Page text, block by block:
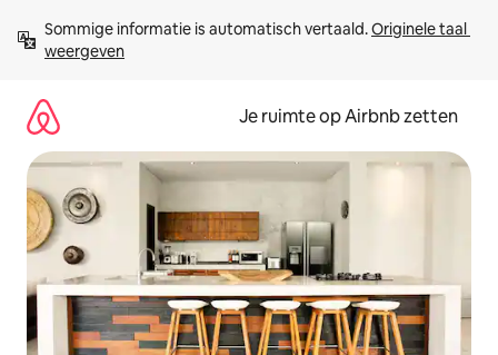
direct
naar
Sommige informatie is automatisch vertaald. Originele taal
weergeven
Je ruimte op Airbnb zetten